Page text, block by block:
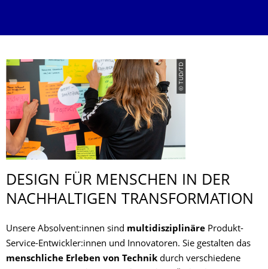
© TUD/TD
DESIGN FÜR MENSCHEN IN DER
NACHHALTIGEN TRANSFORMATION
Unsere Absolvent:innen sind multidisziplinäre Produkt-
Service-Entwickler:innen und Innovatoren. Sie gestalten das
menschliche Erleben von Technik durch verschiedene